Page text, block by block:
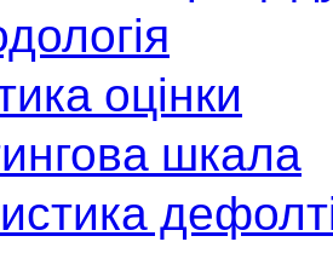
оцінки
шкала